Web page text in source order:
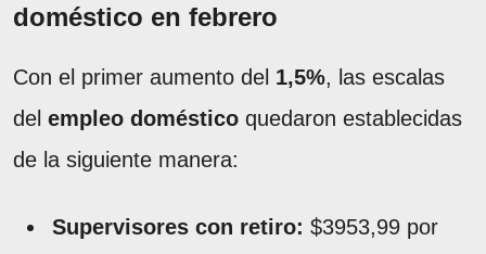
doméstico en febrero
Con el primer aumento del 1,5%, las escalas
del empleo doméstico quedaron establecidas
de la siguiente manera:
Supervisores con retiro: $3953,99 por